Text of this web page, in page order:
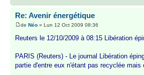
Re: Avenir énergétique
de Néo » Lun 12 Oct 2009 08:36
Reuters le 12/10/2009 à 08:15 Libération
PARIS (Reuters) - Le journal Libération
partie d'entre eux n'étant pas recyclée mais